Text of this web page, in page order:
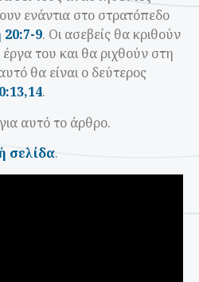
ενάντια στο στρατόπεδο
9. Οι ασεβείς θα κριθούν
του και θα ριχθούν στη
θα είναι ο δεύτερος
.
για αυτό το άρθρο.
σελίδα.